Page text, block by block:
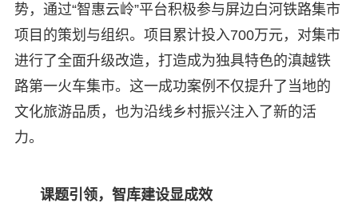
势，通过“智惠云岭”平台积极参与屏边白河铁路集市
项目的策划与组织。项目累计投入700万元，对集市
进行了全面升级改造，打造成为独具特色的滇越铁
路第一火车集市。这一成功案例不仅提升了当地的
文化旅游品质，也为沿线乡村振兴注入了新的活
力。
课题引领，智库建设显成效